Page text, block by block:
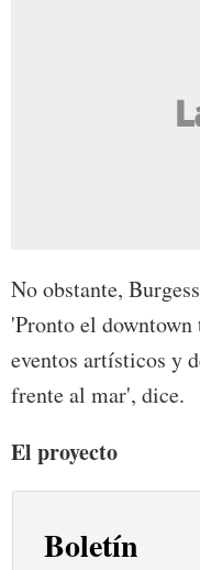
No obstante,
'Pronto el downtown
eventos artísticos y
frente al mar', dice.
El proyecto
Boletín